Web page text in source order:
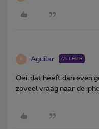
A Aguilar AUTEUR
Oei, dat heeft dan even
zoveel vraag naar de